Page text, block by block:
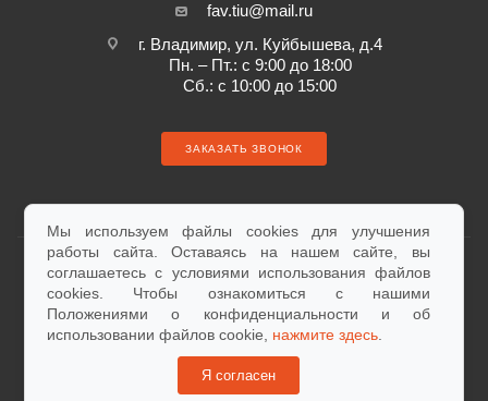
fav.tiu@mail.ru
г. Владимир, ул. Куйбышева, д.4
Пн. – Пт.: с 9:00 до 18:00
Сб.: с 10:00 до 15:00
ЗАКАЗАТЬ ЗВОНОК
Согласие на обработку персональных данных
2026 © «Фаворит» - интернет-магазин
Продвижение сайта - IQ МАКСИМА
Цены, указанные на сайте, не являются публичной офертой и носят справочный характер
Мы используем файлы cookies для улучшения
работы сайта. Оставаясь на нашем сайте, вы
соглашаетесь с условиями использования файлов
cookies. Чтобы ознакомиться с нашими
Положениями о конфиденциальности и об
использовании файлов cookie, нажмите здесь
Я согласен